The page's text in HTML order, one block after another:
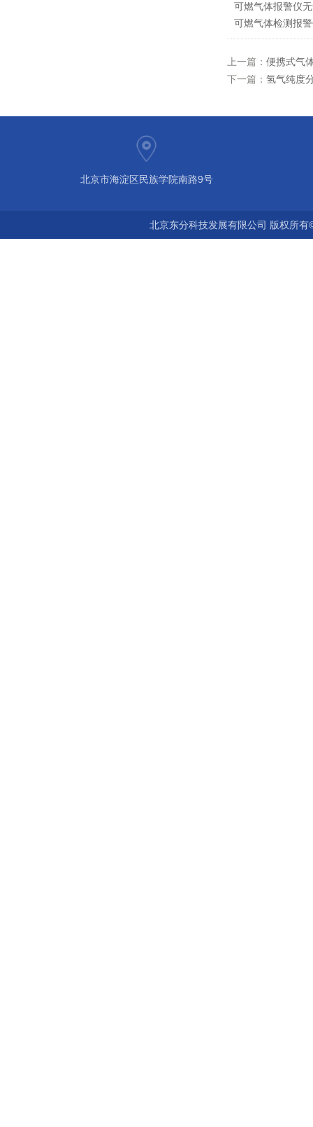
可燃气体报警仪
可燃气体检测报
上一篇： 便携式气
下一篇： 氢气纯度
北京市海淀区民族学院南路9号
北京东分科技发展有限公司 版权所